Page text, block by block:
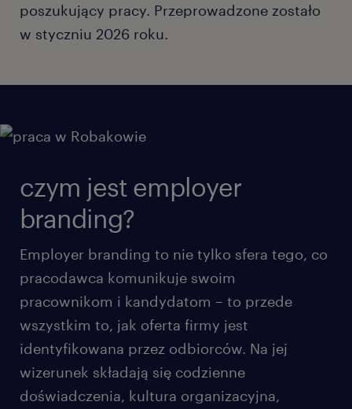
poszukujący pracy. Przeprowadzone zostało
w styczniu 2026 roku.
czym jest employer
branding?
Employer branding to nie tylko sfera tego, co
pracodawca komunikuje swoim
pracownikom i kandydatom – to przede
wszystkim to, jak oferta firmy jest
identyfikowana przez odbiorców. Na jej
wizerunek składają się codzienne
doświadczenia, kultura organizacyjna,